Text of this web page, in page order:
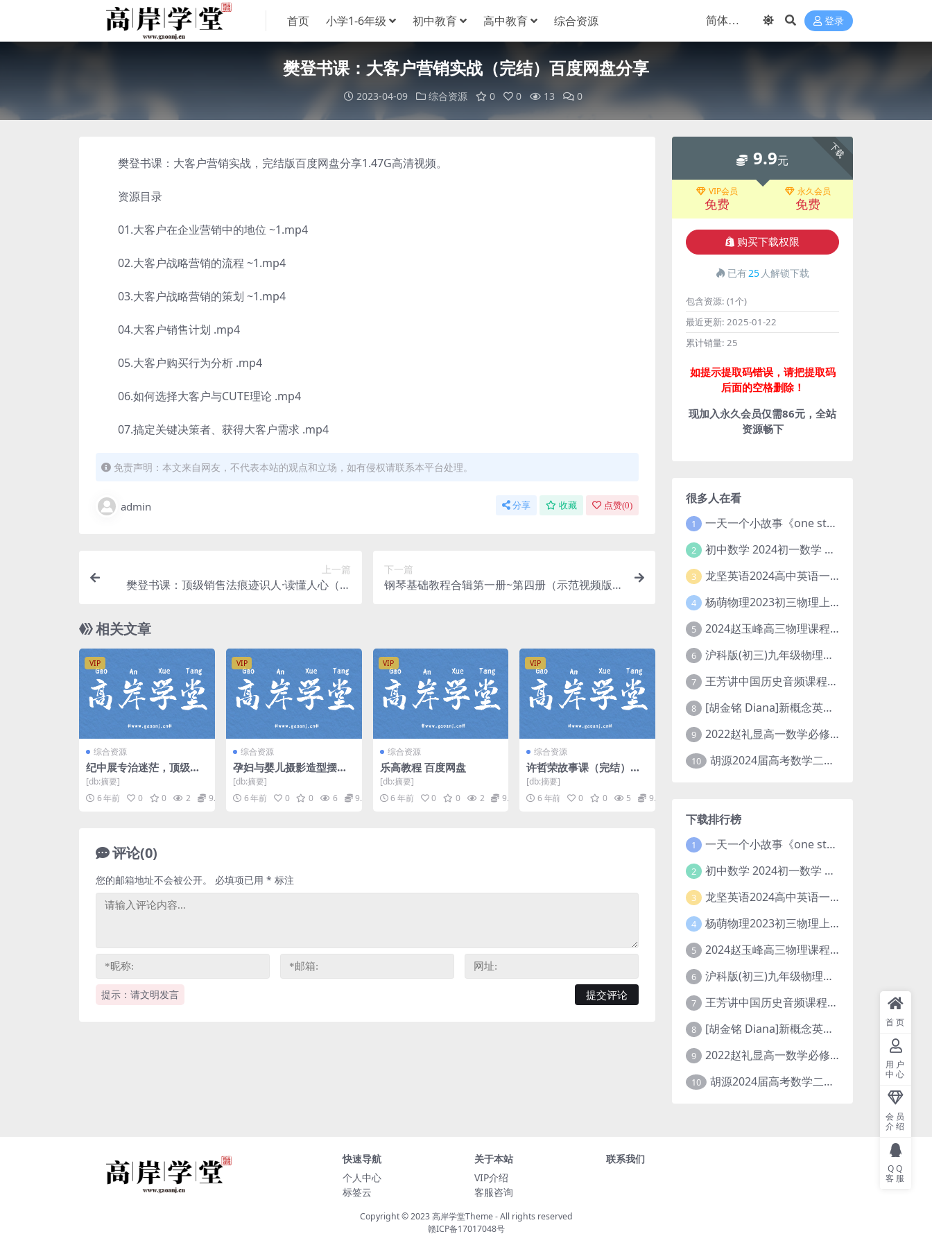
首页 小学1-6年级 初中教育 高中教育 综合资源 登录
樊登书课：大客户营销实战（完结）百度网盘分享
2023-04-09 综合资源 0 0 13 0
樊登书课：大客户营销实战，完结版百度网盘分享1.47G高清视频。
资源目录
01.大客户在企业营销中的地位 ~1.mp4
02.大客户战略营销的流程 ~1.mp4
03.大客户战略营销的策划 ~1.mp4
04.大客户销售计划 .mp4
05.大客户购买行为分析 .mp4
06.如何选择大客户与CUTE理论 .mp4
07.搞定关键决策者、获得大客户需求 .mp4
免责声明：本文来自网友，不代表本站的观点和立场，如有侵权请联系本平台处理。
admin 分享 收藏 点赞(0)
上一篇
樊登书课：顶级销售法痕迹识人·读懂人心（完
下一篇
钢琴基础教程合辑第一册~第四册（示范视频版）
相关文章
VIP
综合资源
纪中展专治迷茫，顶级教
练助你规划职业，赢在职
场（高清标清视频完结）
百度网盘
[db:摘要]
6 年前
0 0 2 9.9
VIP
综合资源
孕妇与婴儿摄影造型摆姿
和照明布光视频教程 百度
网盘
[db:摘要]
6 年前
0 0 6 9.9
VIP
综合资源
乐高教程 百度网盘
[db:摘要]
6 年前
0 0 2 9.9
VIP
综合资源
许哲荣故事课（完结）mp
3音频 百度网盘
[db:摘要]
6 年前
0 0 5 9.9
评论(0)
提示：请文明发言
您的邮箱地址不会被公开。 必填项已用 * 标注
下载
9.9元
VIP会员
免费
永久会员
免费
购买下载权限
已有25 人解锁下载
包含资源: (1个)
最近更新: 2025-01-22
累计销量: 25
如提示提取码错误，请把提取码
后面的空格删除！
现加入永久会员仅需86元，全站
资源畅下
很多人在看
1 一天一个小故事《one story a day》初中版 百度网盘分享下载
2 初中数学 2024初一数学 朱韬数学 S班春季下 A+班春季下 百度云网盘
3 龙坚英语2024高中英语一轮系统班(全国卷+北京卷)
4 杨萌物理2023初三物理上秋季A+班(视频+讲义) 百度网盘分享
5 2024赵玉峰高三物理课程24年高考物理一轮复习网课教程
6 沪科版(初三)九年级物理全一册网课教学视频全集(录播版 杜春雨 66讲)
7 王芳讲中国历史音频课程全集(上下五千年)
8 [胡金铭 Diana]新概念英语第1册教学视频课程(全集 百度网盘下载)
9 2022赵礼显高一数学必修一课程视频资源(秋季班 含讲义)百度网盘云
10 胡源2024届高考数学二轮寒假春季精讲 百度网盘分享
下载排行榜
1 一天一个小故事《one story a day》初中版 百度网盘分享下载
2 初中数学 2024初一数学 朱韬数学 S班春季下 A+班春季下 百度云网盘
3 龙坚英语2024高中英语一轮系统班(全国卷+北京卷)
4 杨萌物理2023初三物理上秋季A+班(视频+讲义) 百度网盘分享
5 2024赵玉峰高三物理课程24年高考物理一轮复习网课教程
6 沪科版(初三)九年级物理全一册网课教学视频全集(录播版 杜春雨 66讲)
7 王芳讲中国历史音频课程全集(上下五千年)
8 [胡金铭 Diana]新概念英语第1册教学视频课程(全集 百度网盘下载)
9 2022赵礼显高一数学必修一课程视频资源(秋季班 含讲义)百度网盘云
10 胡源2024届高考数学二轮寒假春季精讲 百度网盘分享
快速导航
个人中心
标签云
关于本站
VIP介绍
客服咨询
联系我们
Copyright © 2023高岸学堂Theme- All rights reserved
赣ICP备17017048号
首页
用户
中心
会员
介绍
QQ
客服